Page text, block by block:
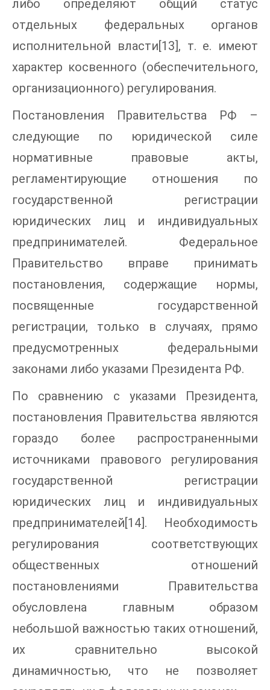
либо определяют общий статус
отдельных федеральных органов
исполнительной власти[13], т. е. имеют
характер косвенного (обеспечительного,
организационного) регулирования.
Постановления Правительства РФ –
следующие по юридической силе
нормативные правовые акты,
регламентирующие отношения по
государственной регистрации
юридических лиц и индивидуальных
предпринимателей. Федеральное
Правительство вправе принимать
постановления, содержащие нормы,
посвященные государственной
регистрации, только в случаях, прямо
предусмотренных федеральными
законами либо указами Президента РФ.
По сравнению с указами Президента,
постановления Правительства являются
гораздо более распространенными
источниками правового регулирования
государственной регистрации
юридических лиц и индивидуальных
предпринимателей[14]. Необходимость
регулирования соответствующих
общественных отношений
постановлениями Правительства
обусловлена главным образом
небольшой важностью таких отношений,
их сравнительно высокой
динамичностью, что не позволяет